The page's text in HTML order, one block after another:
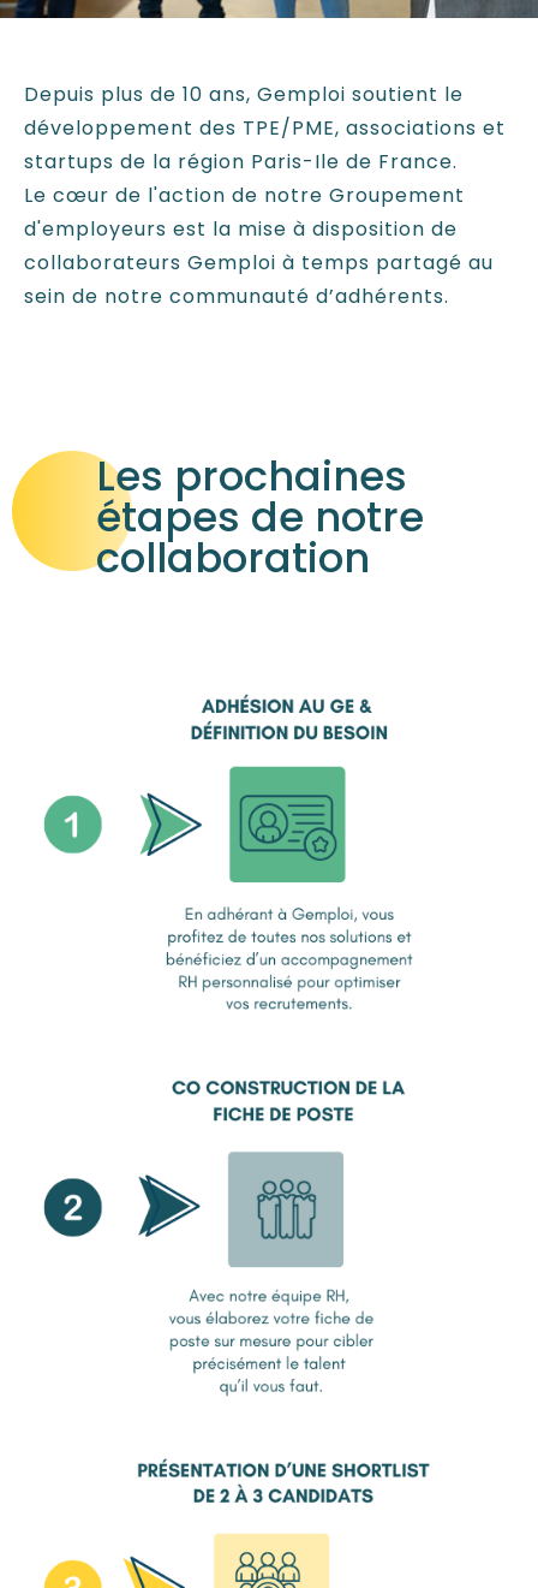
Depuis plus de 10 ans, Gemploi soutient le
développement des TPE/PME, associations et
startups de la région Paris-Ile de France.
Le cœur de l'action de notre Groupement
d'employeurs est la mise à disposition de
collaborateurs Gemploi à temps partagé au
sein de notre communauté d’adhérents.
Les prochaines
étapes de notre
collaboration